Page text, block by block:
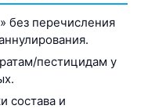
без перечисления
пестицидам у
состава и